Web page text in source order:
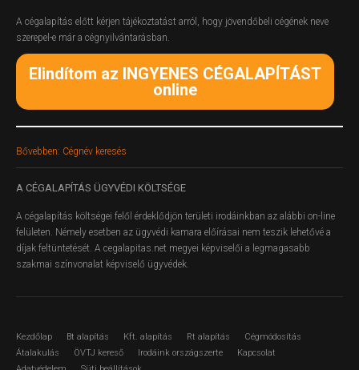
A cégalapítás előtt kérjen tájékoztatást arról, hogy jövendőbeli cégének neve
szerepel-e már a cégnyilvántarásban.
Elindítom az INGYENES CÉGALAPÍTÁST
online
Bővebben: Cégnév keresés
A CÉGALAPÍTÁS ÜGYVÉDI KÖLTSÉGE
A cégalapítás költségei felől érdeklődjön területi irodáinkban az alábbi on-line
felületen. Némely esetben az ügyvédi kamara előírásai nem teszik lehetővé a
díjak feltüntetését. A cegalapitas.net megyei képviselői a legmagasabb
szakmai színvonalat képviselő ügyvédek.
Kezdőlap Bt alapítás Kft. alapítás Rt alapítás
Cégmódosítás
Átalakulás
ÖVTJ kereső Irodáink országszerte
Kapcsolat